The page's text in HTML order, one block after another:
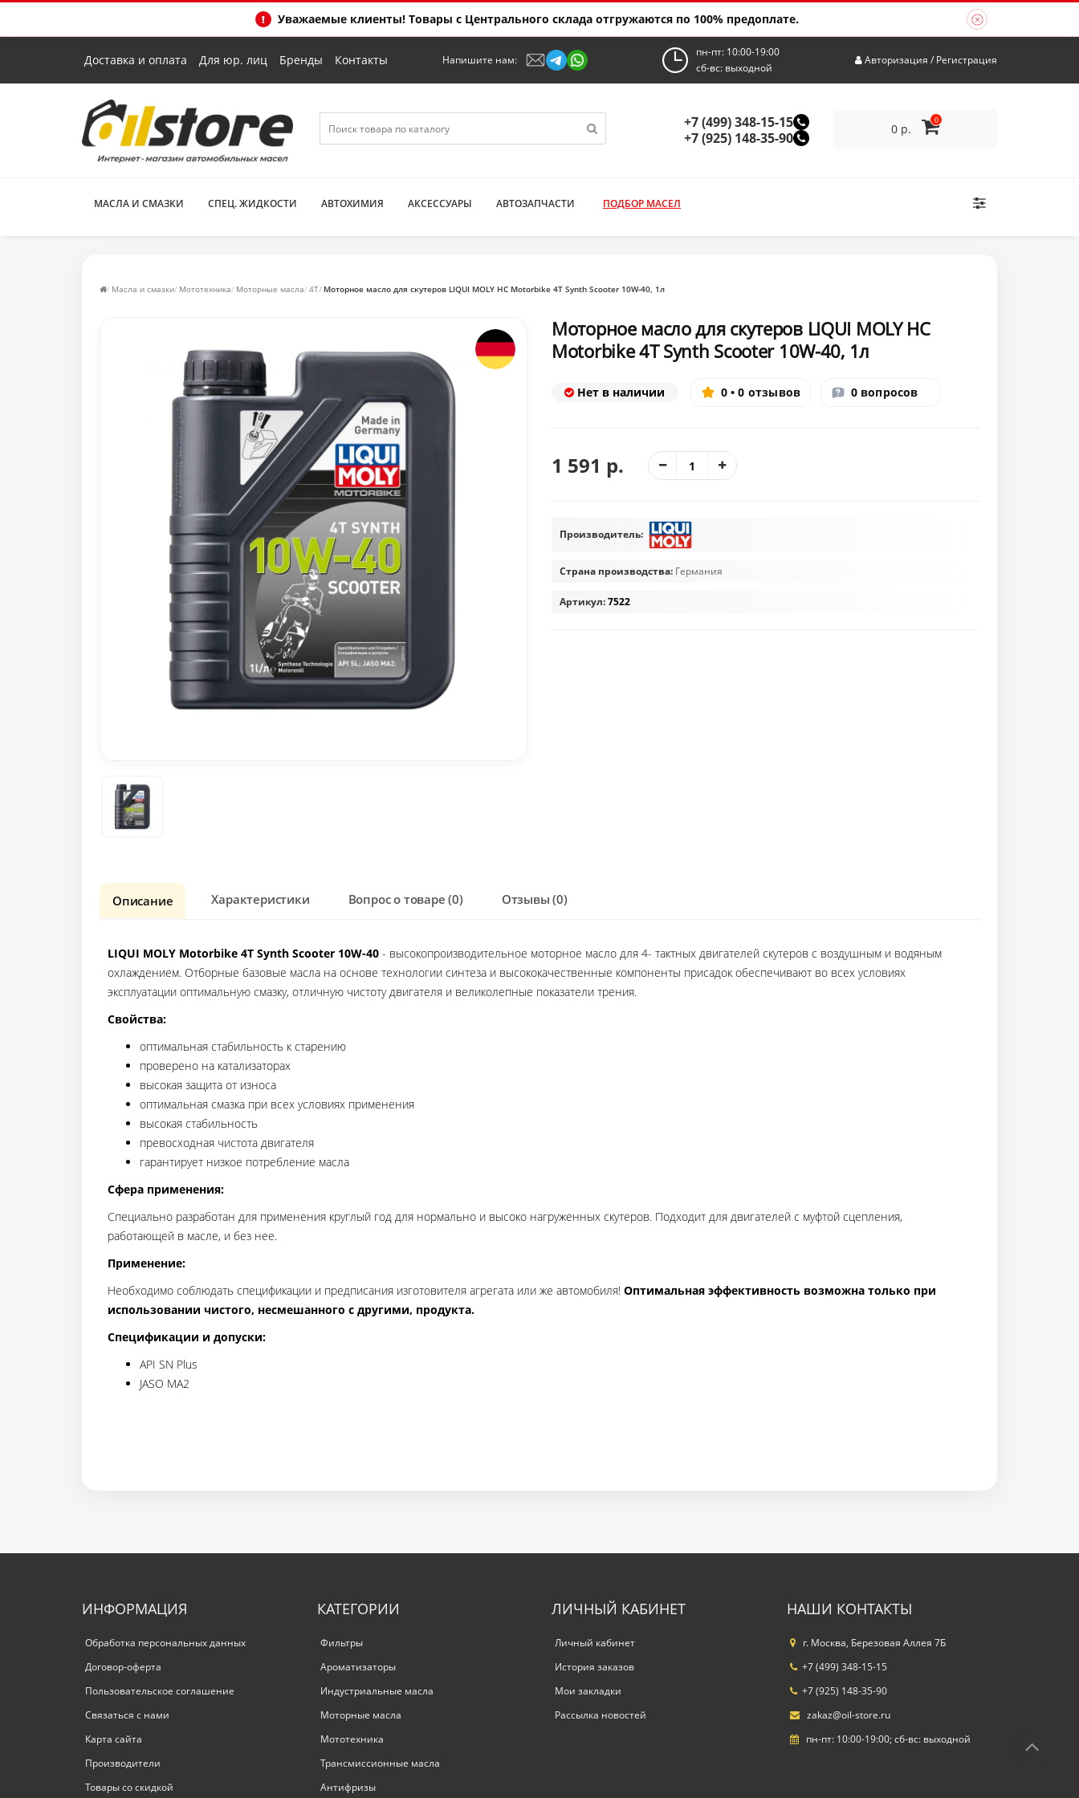
Уважаемые клиенты! Товары с Центрального склада отгружаются по 100% предоплате.
Доставка и оплата Для юр. лиц Бренды Контакты Напишите нам:
пн-пт: 10:00-19:00
сб-вс: выходной
Авторизация / Регистрация
+7 (499) 348-15-15
+7 (925) 148-35-90
0 р.
0
МАСЛА И СМАЗКИ СПЕЦ. ЖИДКОСТИ АВТОХИМИЯ АКСЕССУАРЫ АВТОЗАПЧАСТИ ПОДБОР МАСЕЛ
Масла и смазки Мототехника Моторные масла 4T Моторное масло для скутеров LIQUI MOLY НС Motorbike 4T Synth Scooter 10W-40, 1л
Моторное масло для скутеров LIQUI MOLY НС
Motorbike 4T Synth Scooter 10W-40, 1л
Нет в наличии 0 • 0 отзывов 0 вопросов
1 591 р.
Производитель:
Страна производства: Германия
Артикул:7522
Описание Характеристики Вопрос о товаре (0) Отзывы (0)
LIQUI MOLY Motorbike 4T Synth Scooter 10W-40 - высокопроизводительное моторное масло для 4- тактных двигателей скутеров с воздушным и водяным
охлаждением. Отборные базовые масла на основе технологии синтеза и высококачественные компоненты присадок обеспечивают во всех условиях
эксплуатации оптимальную смазку, отличную чистоту двигателя и великолепные показатели трения.
Свойства:
оптимальная стабильность к старению
проверено на катализаторах
высокая защита от износа
оптимальная смазка при всех условиях применения
высокая стабильность
превосходная чистота двигателя
гарантирует низкое потребление масла
Сфера применения:
Специально разработан для применения круглый год для нормально и высоко нагруженных скутеров. Подходит для двигателей с муфтой сцепления,
работающей в масле, и без нее.
Применение:
Необходимо соблюдать спецификации и предписания изготовителя агрегата или же автомобиля! Оптимальная эффективность возможна только при
использовании чистого, несмешанного с другими, продукта.
Спецификации и допуски:
API SN Plus
JASO MA2
ИНФОРМАЦИЯ
Обработка персональных данных
Договор-оферта
Пользовательское соглашение
Связаться с нами
Карта сайта
Производители
Товары со скидкой
КАТЕГОРИИ
Фильтры
Ароматизаторы
Индустриальные масла
Моторные масла
Мототехника
Трансмиссионные масла
Антифризы
ЛИЧНЫЙ КАБИНЕТ
Личный кабинет
История заказов
Мои закладки
Рассылка новостей
НАШИ КОНТАКТЫ
г. Москва, Березовая Аллея 7Б
+7 (499) 348-15-15
+7 (925) 148-35-90
zakaz@oil-store.ru
пн-пт: 10:00-19:00; сб-вс: выходной